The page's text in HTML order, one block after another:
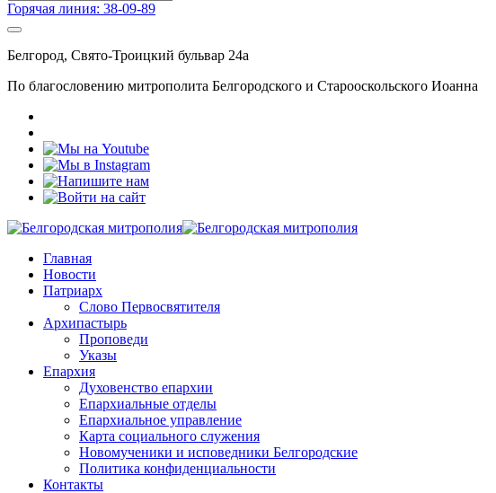
Горячая линия: 38-09-89
Белгород, Свято-Троицкий бульвар 24а
По благословению митрополита Белгородского и Старооскольского Иоанна
Главная
Новости
Патриарх
Слово Первосвятителя
Архипастырь
Проповеди
Указы
Епархия
Духовенство епархии
Епархиальные отделы
Епархиальное управление
Карта социального служения
Новомученики и исповедники Белгородские
Политика конфиденциальности
Контакты